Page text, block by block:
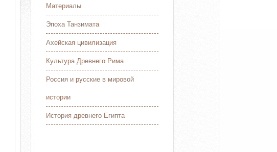
Материалы
Эпоха Танзимата
Ахейская цивилизация
Культура Древнего Рима
Россия и русские в мировой
истории
История древнего Египта